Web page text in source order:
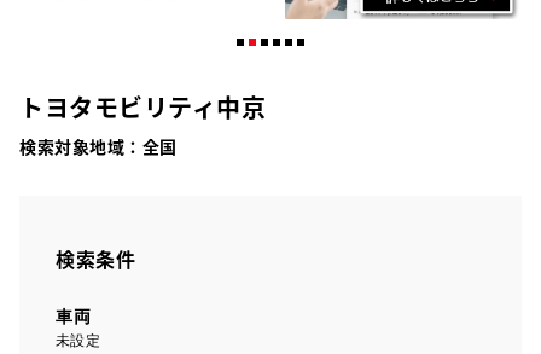
トヨタモビリティ中京
検索対象地域： 全国
検索条件
車両
未設定